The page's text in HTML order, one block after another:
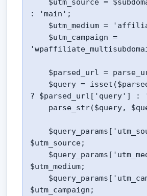
: 'main';
? $parsed_url['query']
$utm_source;
$utm_medium;
$utm_campaign;